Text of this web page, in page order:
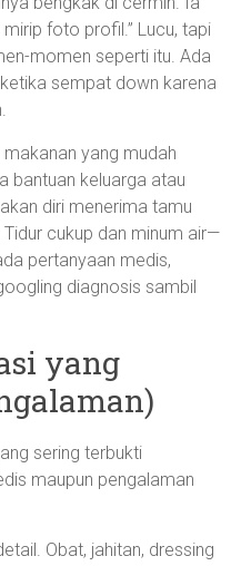
foto profil.” Lucu, tapi
momen seperti itu. Ada
sempat down karena
yang mudah
bantuan keluarga atau
diri menerima tamu
cukup dan minum air—
pertanyaan medis,
diagnosis sambil
yang
sering terbukti
maupun pengalaman
Obat, jahitan, dressing